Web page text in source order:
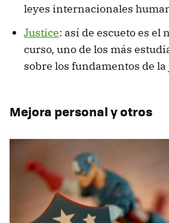
leyes internacionales
Justice: así de escueto es el
curso, uno de los más
sobre los fundamentos de
Mejora personal y otros